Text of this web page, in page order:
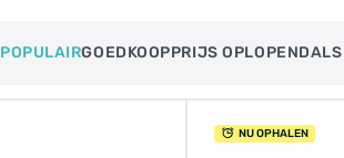
POPULAIRGOEDKOOPPRIJS OPLOPEND​ALS
NU OPHALEN